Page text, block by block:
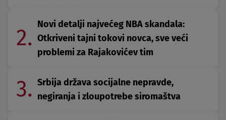
2.
Novi detalji najvećeg NBA skandala:
Otkriveni tajni tokovi novca, sve veći
problemi za Rajakovićev tim
3. Srbija država socijalne nepravde,
negiranja i zloupotrebe siromaštva